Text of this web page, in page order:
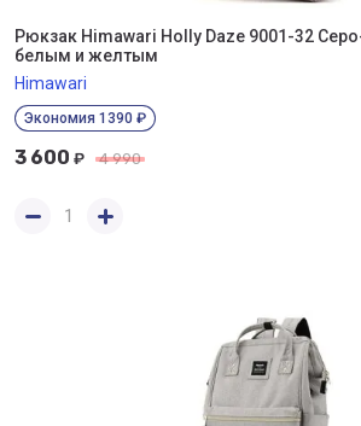
Рюкзак Himawari Holly Daze 9001-32
белым и желтым
Himawari
Экономия 1390 ₽
3 600 ₽ 4 990